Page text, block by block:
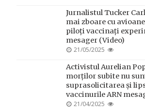
Jurnalistul Tucker
mai zboare cu
piloți vaccinați
mesager (Video)
POSTED
21/05/2025
Activistul Aurelian
morților subite nu
suprasolicitarea și
vaccinurile ARN
POSTED
21/04/2025